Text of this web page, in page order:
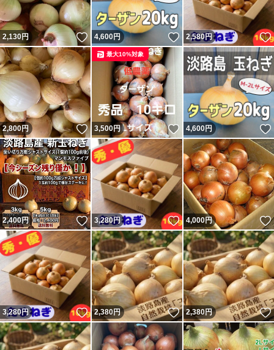
2,130円 いいね！
4,600円 いいね！
2,580円
2,800円 いいね！
3,500円 いいね！
最大10%対象
4,600円
2,400円 いいね！
3,280円 いいね！
4,000円
3,280円 いいね！
2,380円 いいね！
2,380円